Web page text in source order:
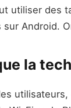
utiliser des
Android.
la